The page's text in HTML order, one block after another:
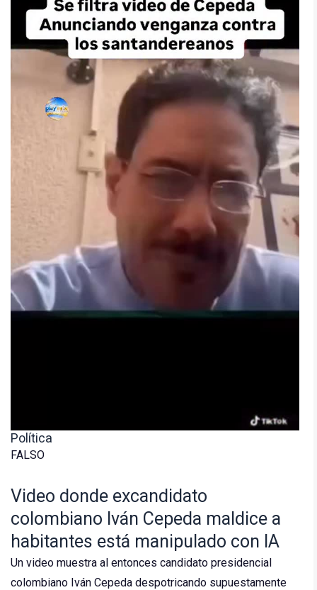
Política
FALSO
Video donde excandidato
colombiano Iván Cepeda maldice a
habitantes está manipulado con IA
Un video muestra al entonces candidato presidencial
colombiano Iván Cepeda despotricando supuestamente